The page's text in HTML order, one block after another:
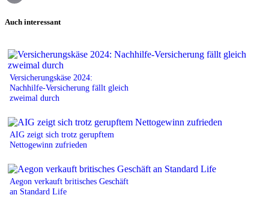
Auch interessant
Versicherungskäse 2024:
Nachhilfe-Versicherung fällt gleich
zweimal durch
AIG zeigt sich trotz gerupftem
Nettogewinn zufrieden
Aegon verkauft britisches Geschäft
an Standard Life